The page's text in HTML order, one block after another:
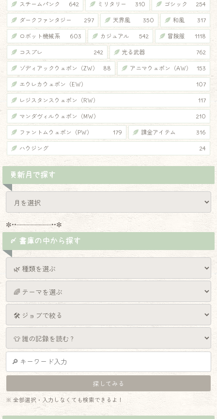
スチームパンク 642 ミリタリー 310 ゴシック 254
ダークファンタジー 297 天界風 350 和風 317
ロボット機械系 603 カジュアル 542 冒険服 1118
コスプレ 242 光る武器 762
ゾディアックウェポン（ZW） 88 アニマウェポン（AW） 153
エウレカウェポン（EW） 107
レジスタンスウェポン（RW） 117
マンダヴィルウェポン（MW） 210
ファントムウェポン（PW） 179 課金アイテム 316
ハウジング 24
更新月で探す
✼••┈┈┈┈┈┈┈┈┈••✼
〆 書庫の中から探す
※ 全部選択・入力しなくても検索できるよ！